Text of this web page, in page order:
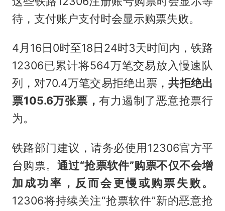
待，支付账户支付时会显示购票失败。
4月16日0时至18日24时3天时间内，铁路
12306已累计将564万笔交易放入慢速队
列，对70.4万笔交易拒绝出票，共拒绝出
票105.6万张票，有力遏制了恶意抢票行
为。
铁路部门建议，请务必使用12306官方平
台购票。 通过“抢票软件”购票不仅不会增
加成功率，反而会更慢或购票失败。
12306将持续关注“抢票软件”新的恶意抢